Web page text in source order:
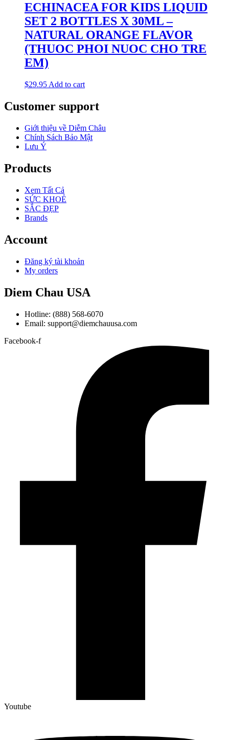
ECHINACEA FOR KIDS LIQUID
SET 2 BOTTLES X 30ML –
NATURAL ORANGE FLAVOR
(THUOC PHOI NUOC CHO TRE
EM)
$29.95 Add to cart
Customer support
Giới thiệu về Diễm Châu
Chính Sách Bảo Mật
Lưu Ý
Products
Xem Tất Cả
SỨC KHOẺ
SẮC ĐẸP
Brands
Account
Đăng ký tài khoản
My orders
Diem Chau USA
Hotline: (888) 568-6070
Email: support@diemchauusa.com
Facebook-f
Youtube